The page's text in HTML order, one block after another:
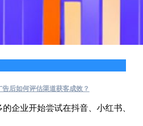
后如何评估渠道获客成效？
企业开始尝试在抖音、小红书、